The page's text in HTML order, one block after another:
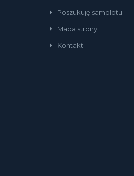
Poszukuję samolotu
Mapa strony
Kontakt